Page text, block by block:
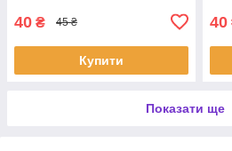
40 ₴ 45 ₴
Купити
40
Показати ще